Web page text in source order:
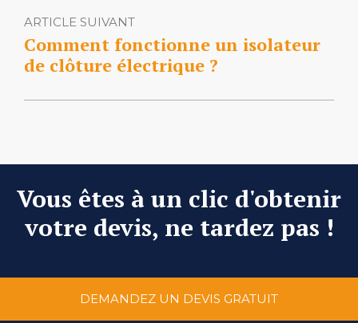
ARTICLE SUIVANT
Comment fonctionne un isolateur
de clôture électrique ?
Vous êtes à un clic d'obtenir
votre devis, ne tardez pas !
DEMANDEZ UN DEVIS GRATUIT